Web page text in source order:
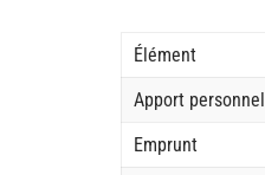
Élément
Apport personnel
Emprunt